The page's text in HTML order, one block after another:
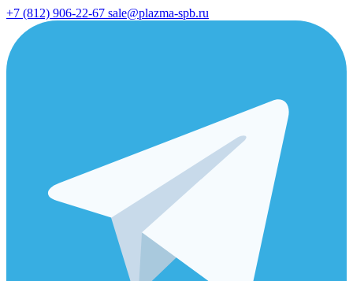
+7 (812) 906-22-67 sale@plazma-spb.ru